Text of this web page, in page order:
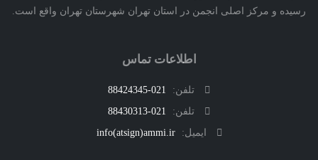
و مرکز اصلی انجمن در استان تهران شهرستان تهران واقع است.
اطلاعات تماس
تلفن:
021-88424345
تلفن:
021-88430313
ایمیل:
info(atsign)ammi.ir